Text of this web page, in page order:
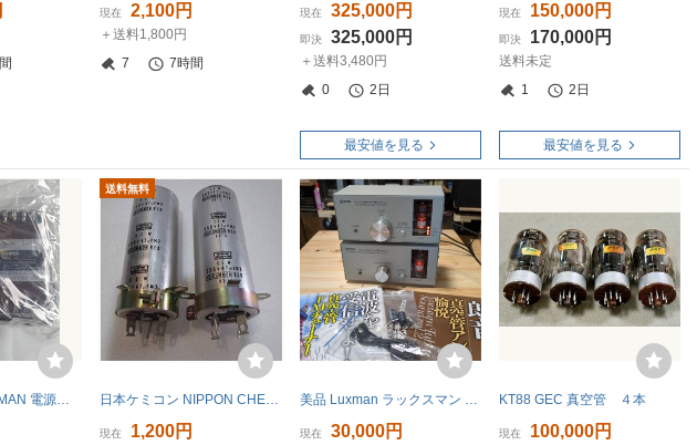
現在 2,100円
＋送料1,800円
7
7時間
現在 325,000円
即決 325,000円
＋送料3,480円
0
2日
最安値を見る
現在 150,000円
即決 170,000円
送料未定
1
2日
最安値を見る
送料無料
現在 1,200円 現在 30,000円
KT88 GEC 真空管 ４本
現在 100,000円